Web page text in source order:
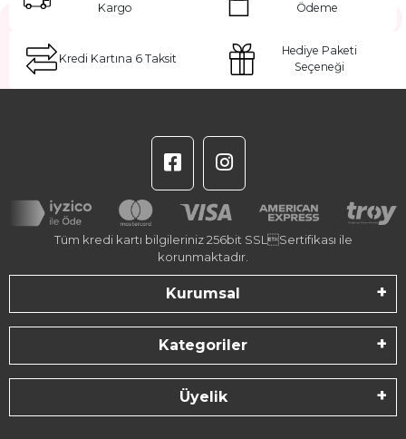
Kargo
Ödeme
Kredi Kartına 6 Taksit
Hediye Paketi
Seçeneği
Tüm kredi kartı bilgileriniz 256bit SSLSertifikası ile
korunmaktadır.
Kurumsal
Kategoriler
Üyelik